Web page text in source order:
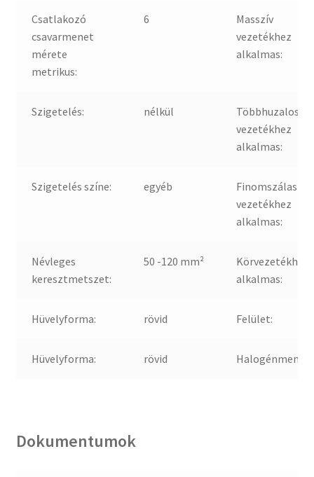
Csatlakozó
csavarmenet
mérete
metrikus:
6
Masszív
vezetékhez
alkalmas:
Szigetelés: nélkül
Többhuzalos
vezetékhez
alkalmas:
Szigetelés színe: egyéb
Finomszálas
vezetékhez
alkalmas:
Névleges
keresztmetszet:
50 -120 mm²
Körvezetékhez
alkalmas:
Hüvelyforma: rövid Felület:
Hüvelyforma: rövid
Dokumentumok